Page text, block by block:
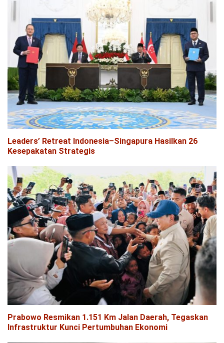
Leaders’ Retreat Indonesia–Singapura Hasilkan 26
Kesepakatan Strategis
Prabowo Resmikan 1.151 Km Jalan Daerah, Tegaskan
Infrastruktur Kunci Pertumbuhan Ekonomi